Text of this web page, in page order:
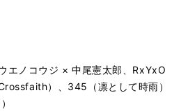
エノコウジ × 中尾憲太郎、RxYxO
）、345（凛として時雨）